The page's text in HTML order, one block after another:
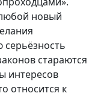
новый
стараются
интересов
относится к